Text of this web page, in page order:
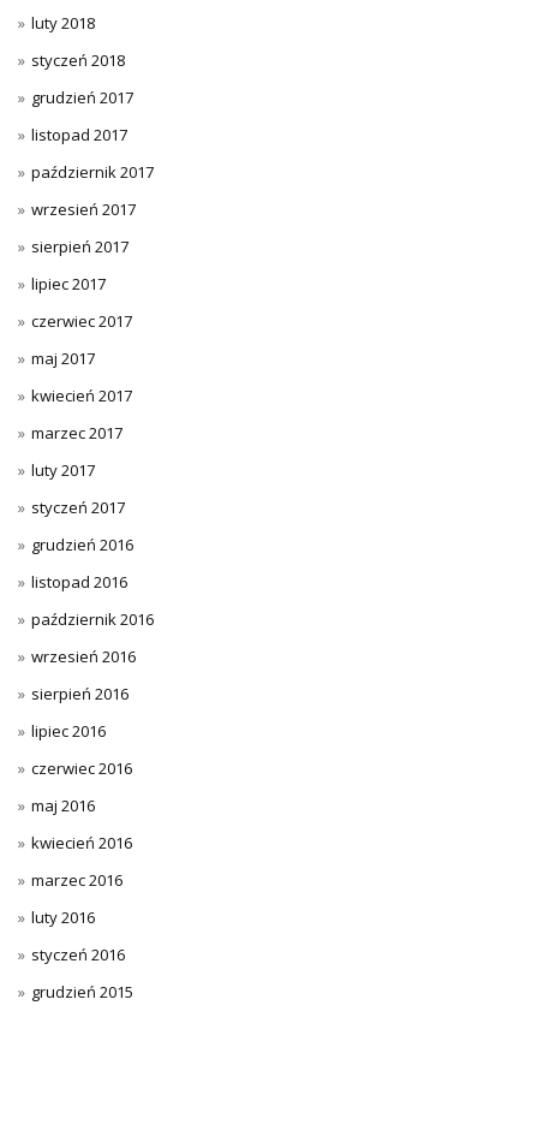
luty 2018
styczeń 2018
grudzień 2017
listopad 2017
październik 2017
wrzesień 2017
sierpień 2017
lipiec 2017
czerwiec 2017
maj 2017
kwiecień 2017
marzec 2017
luty 2017
styczeń 2017
grudzień 2016
listopad 2016
październik 2016
wrzesień 2016
sierpień 2016
lipiec 2016
czerwiec 2016
maj 2016
kwiecień 2016
marzec 2016
luty 2016
styczeń 2016
grudzień 2015